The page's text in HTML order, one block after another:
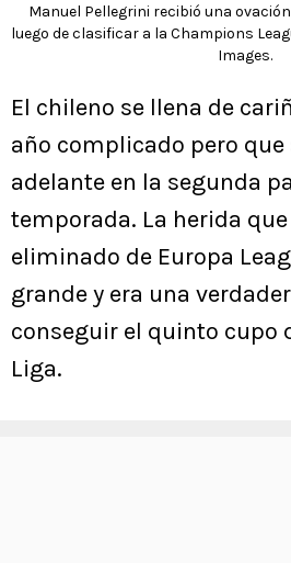
Manuel Pellegrini recibió una
luego de clasificar a la Champions
Images.
El chileno se llena de
año complicado pero que
adelante en la segunda
temporada. La herida
eliminado de Europa
grande y era una
conseguir el quinto cupo
Liga.